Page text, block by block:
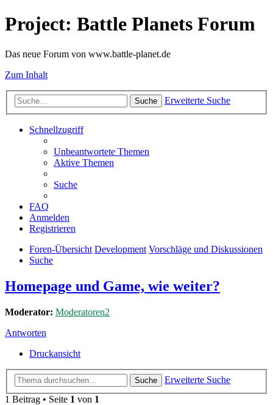
Project: Battle Planets Forum
Das neue Forum von www.battle-planet.de
Zum Inhalt
Suche Erweiterte Suche
Schnellzugriff
Unbeantwortete Themen
Aktive Themen
Suche
FAQ
Anmelden
Registrieren
Foren-Übersicht Development Vorschläge und Diskussionen
Suche
Homepage und Game, wie weiter?
Moderator: Moderatoren2
Antworten
Druckansicht
Suche
Erweiterte Suche
1 Beitrag • Seite 1 von 1